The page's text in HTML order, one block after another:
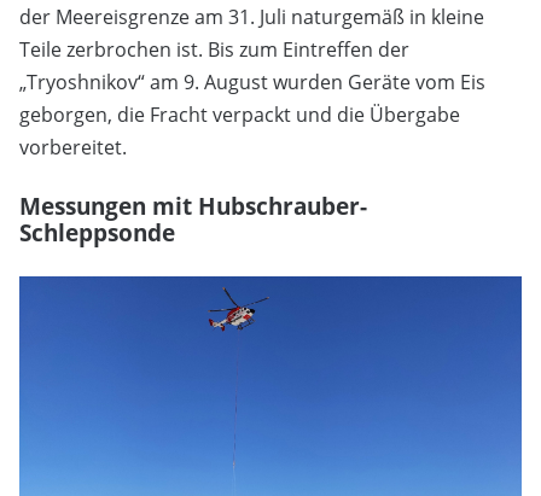
der Meereisgrenze am 31. Juli naturgemäß in kleine
Teile zerbrochen ist. Bis zum Eintreffen der
„Tryoshnikov“ am 9. August wurden Geräte vom Eis
geborgen, die Fracht verpackt und die Übergabe
vorbereitet.
Messungen mit Hubschrauber-
Schleppsonde